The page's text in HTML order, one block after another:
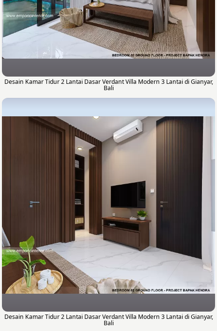
Desain Kamar Tidur 2 Lantai Dasar Verdant Villa Modern 3 Lantai di Gianyar,
Bali
Desain Kamar Tidur 2 Lantai Dasar Verdant Villa Modern 3 Lantai di Gianyar,
Bali